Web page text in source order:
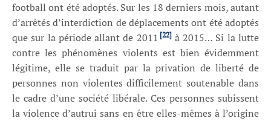
football ont été adoptés. Sur les 18 derniers mois, autant
d’arrêtés d’interdiction de déplacements ont été adoptés
que sur la période allant de 2011 [22]à 2015… Si la lutte
contre les phénomènes violents est bien évidemment
légitime, elle se traduit par la privation de liberté de
personnes non violentes difficilement soutenable dans
le cadre d’une société libérale. Ces personnes subissent
la violence d’autrui sans en être elles-mêmes à l’origine